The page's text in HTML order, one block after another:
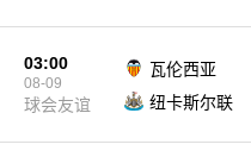
03:00
08-09
球会友谊
瓦伦西亚
纽卡斯尔联